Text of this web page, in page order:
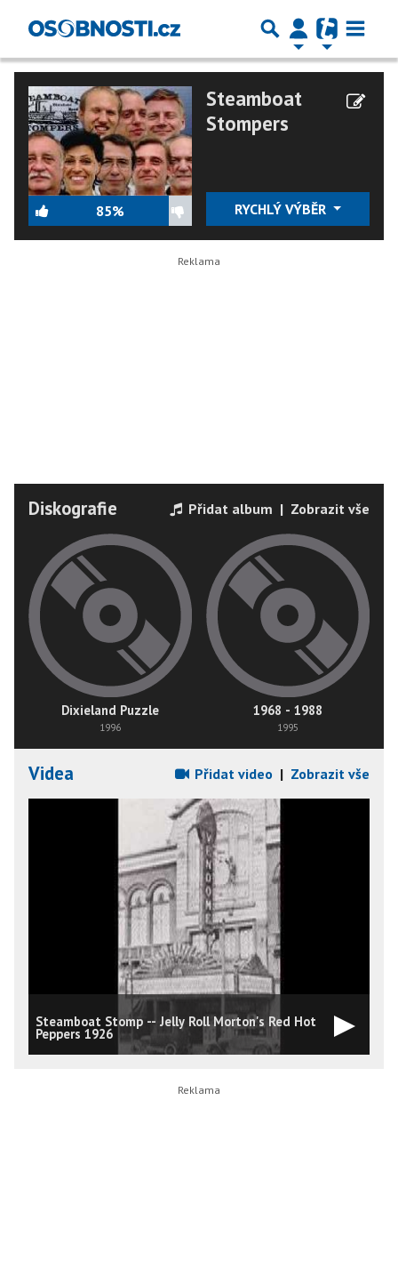
85%
Steamboat
Stompers
RYCHLÝ VÝBĚR
Diskografie Přidat album | Zobrazit vše
Dixieland Puzzle
1996
1968 - 1988
1995
Videa Přidat video | Zobrazit vše
Steamboat Stomp -- Jelly Roll Morton's Red Hot
Peppers 1926